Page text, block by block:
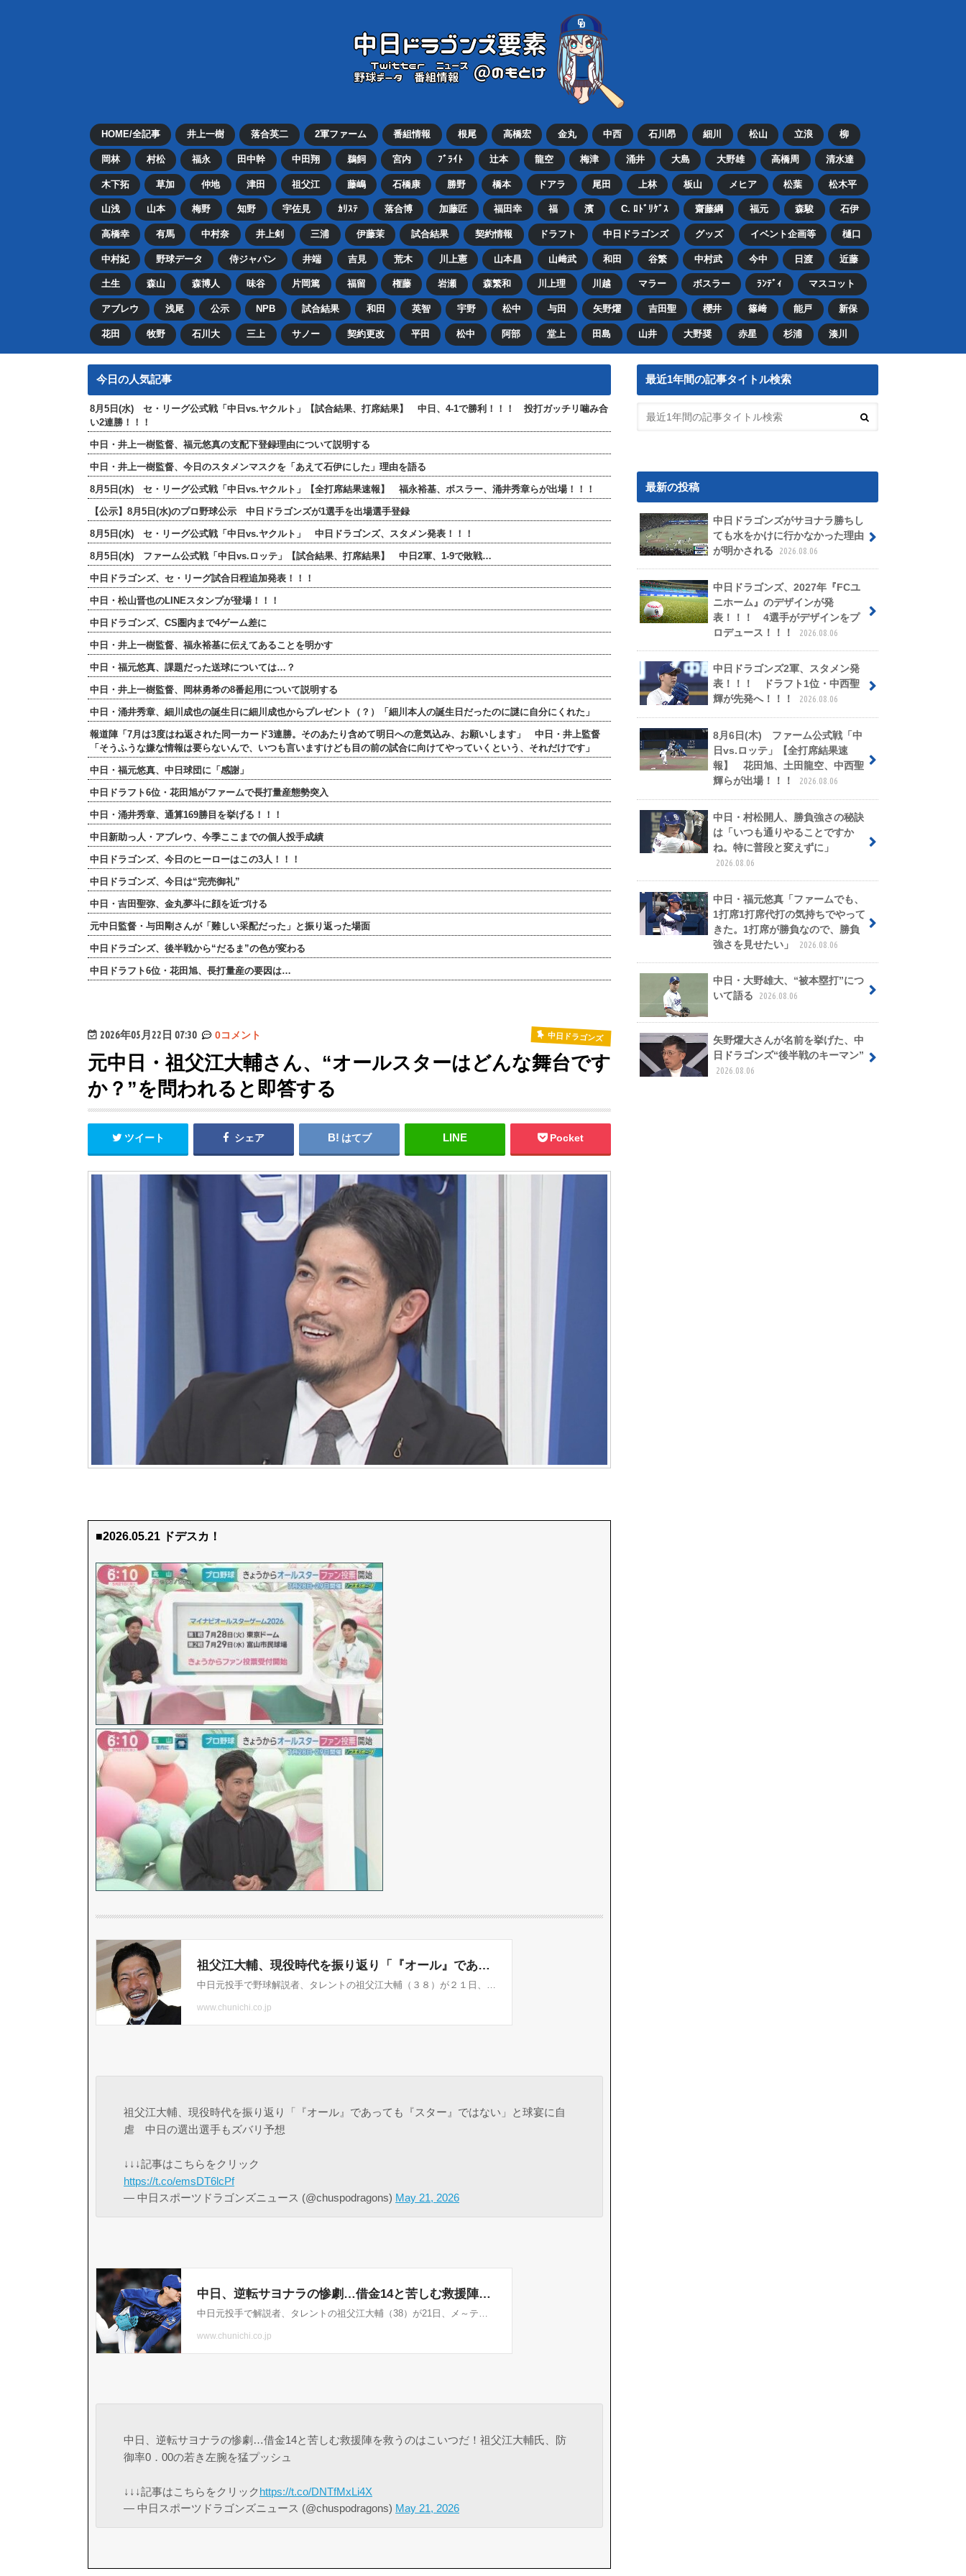
HOME/全記事 井上一樹 落合英二 2軍ファーム 番組情報 根尾 高橋宏 金丸 中西 石川昂 細川 松山 立浪 柳
岡林 村松 福永 田中幹 中田翔 鵜飼 宮内 ﾌﾞﾗｲﾄ 辻本 龍空 梅津 涌井 大島 大野雄 高橋周 清水達
木下拓 草加 仲地 津田 祖父江 藤嶋 石橋康 勝野 橋本 ドアラ 尾田 上林 板山 メヒア 松葉 松木平
山浅 山本 梅野 知野 宇佐見 ｶﾘｽﾃ 落合博 加藤匠 福田幸 福 濱 C. ﾛﾄﾞﾘｹﾞｽ 齋藤綱 福元 森駿 石伊
高橋幸 有馬 中村奈 井上剣 三浦 伊藤茉 試合結果 契約情報 ドラフト 中日ドラゴンズ グッズ イベント企画等 樋口
中村紀 野球データ 侍ジャパン 井端 吉見 荒木 川上憲 山本昌 山﨑武 和田 谷繁 中村武 今中 日渡 近藤
土生 森山 森博人 味谷 片岡篤 福留 権藤 岩瀬 森繁和 川上理 川越 マラー ボスラー ﾗﾝﾃﾞｨ マスコット
アブレウ 浅尾 公示 NPB 試合結果 和田 英智 宇野 松中 与田 矢野燿 吉田聖 櫻井 篠﨑 能戸 新保
花田 牧野 石川大 三上 サノー 契約更改 平田 松中 阿部 堂上 田島 山井 大野奨 赤星 杉浦 湊川
今日の人気記事
8月5日(水) セ・リーグ公式戦「中日vs.ヤクルト」【試合結果、打席結果】 中日、4-1で勝利！！！ 投打ガッチリ噛み合
い2連勝！！！
中日・井上一樹監督、福元悠真の支配下登録理由について説明する
中日・井上一樹監督、今日のスタメンマスクを「あえて石伊にした」理由を語る
8月5日(水) セ・リーグ公式戦「中日vs.ヤクルト」【全打席結果速報】 福永裕基、ボスラー、涌井秀章らが出場！！！
【公示】8月5日(水)のプロ野球公示 中日ドラゴンズが1選手を出場選手登録
8月5日(水) セ・リーグ公式戦「中日vs.ヤクルト」 中日ドラゴンズ、スタメン発表！！！
8月5日(水) ファーム公式戦「中日vs.ロッテ」【試合結果、打席結果】 中日2軍、1-9で敗戦…
中日ドラゴンズ、セ・リーグ試合日程追加発表！！！
中日・松山晋也のLINEスタンプが登場！！！
中日ドラゴンズ、CS圏内まで4ゲーム差に
中日・井上一樹監督、福永裕基に伝えてあることを明かす
中日・福元悠真、課題だった送球については…？
中日・井上一樹監督、岡林勇希の8番起用について説明する
中日・涌井秀章、細川成也の誕生日に細川成也からプレゼント（？）「細川本人の誕生日だったのに謎に自分にくれた」
報道陣「7月は3度はね返された同一カード3連勝。そのあたり含めて明日への意気込み、お願いします」 中日・井上監督
「そうふうな嫌な情報は要らないんで、いつも言いますけども目の前の試合に向けてやっていくという、それだけです」
中日・福元悠真、中日球団に「感謝」
中日ドラフト6位・花田旭がファームで長打量産態勢突入
中日・涌井秀章、通算169勝目を挙げる！！！
中日新助っ人・アブレウ、今季ここまでの個人投手成績
中日ドラゴンズ、今日のヒーローはこの3人！！！
中日ドラゴンズ、今日は“完売御礼”
中日・吉田聖弥、金丸夢斗に顔を近づける
元中日監督・与田剛さんが「難しい采配だった」と振り返った場面
中日ドラゴンズ、後半戦から“だるま”の色が変わる
中日ドラフト6位・花田旭、長打量産の要因は…
2026年05月22日 07:30 0コメント 中日ドラゴンズ
元中日・祖父江大輔さん、“オールスターはどんな舞台です
か？”を問われると即答する
ツイート シェア はてブ Pocket
■2026.05.21 ドデスカ！
祖父江大輔、現役時代を振り返り「『オール』であっても『スター』ではない」と球宴に自
虐 中日の選出選手もズバリ予想
↓↓↓記事はこちらをクリック
https://t.co/emsDT6lcPf
— 中日スポーツドラゴンズニュース (@chuspodragons) May 21, 2026
中日、逆転サヨナラの惨劇…借金14と苦しむ救援陣を救うのはこいつだ！祖父江大輔氏、防
御率0．00の若き左腕を猛プッシュ
↓↓↓記事はこちらをクリックhttps://t.co/DNTfMxLi4X
— 中日スポーツドラゴンズニュース (@chuspodragons) May 21, 2026
最近1年間の記事タイトル検索
最新の投稿
中日ドラゴンズがサヨナラ勝ちし
ても水をかけに行かなかった理由
が明かされる
2026.08.06
中日ドラゴンズ、2027年『FCユ
ニホーム』のデザインが発
表！！！ 4選手がデザインをプ
ロデュース！！！
2026.08.06
中日ドラゴンズ2軍、スタメン発
表！！！ ドラフト1位・中西聖
輝が先発へ！！！
2026.08.06
8月6日(木) ファーム公式戦「中
日vs.ロッテ」【全打席結果速
報】 花田旭、土田龍空、中西聖
輝らが出場！！！
2026.08.06
中日・村松開人、勝負強さの秘訣
は「いつも通りやることですか
ね。特に普段と変えずに」
2026.08.06
中日・福元悠真「ファームでも、
1打席1打席代打の気持ちでやって
きた。1打席が勝負なので、勝負
強さを見せたい」
2026.08.06
中日・大野雄大、“被本塁打”につ
いて語る
2026.08.06
矢野燿大さんが名前を挙げた、中
日ドラゴンズ“後半戦のキーマン”
2026.08.06